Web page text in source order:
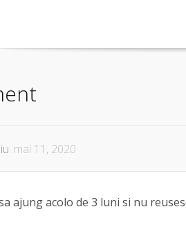
mai 11, 2020
ajung acolo de 3 luni si nu